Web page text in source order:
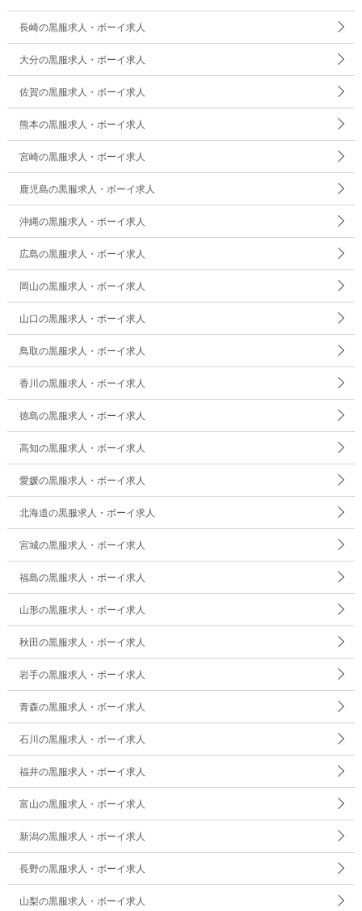
長崎の黒服求人・ボーイ求人
大分の黒服求人・ボーイ求人
佐賀の黒服求人・ボーイ求人
熊本の黒服求人・ボーイ求人
宮崎の黒服求人・ボーイ求人
鹿児島の黒服求人・ボーイ求人
沖縄の黒服求人・ボーイ求人
広島の黒服求人・ボーイ求人
岡山の黒服求人・ボーイ求人
山口の黒服求人・ボーイ求人
鳥取の黒服求人・ボーイ求人
香川の黒服求人・ボーイ求人
徳島の黒服求人・ボーイ求人
高知の黒服求人・ボーイ求人
愛媛の黒服求人・ボーイ求人
北海道の黒服求人・ボーイ求人
宮城の黒服求人・ボーイ求人
福島の黒服求人・ボーイ求人
山形の黒服求人・ボーイ求人
秋田の黒服求人・ボーイ求人
岩手の黒服求人・ボーイ求人
青森の黒服求人・ボーイ求人
石川の黒服求人・ボーイ求人
福井の黒服求人・ボーイ求人
富山の黒服求人・ボーイ求人
新潟の黒服求人・ボーイ求人
長野の黒服求人・ボーイ求人
山梨の黒服求人・ボーイ求人